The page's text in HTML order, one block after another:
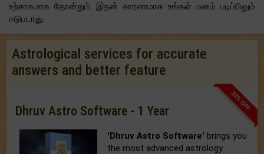
உற்சாகமாக தோன்றும். இதன் காரணமாக உங்கள் மனம் படிப்பிலும்
ஈடுபடாது.
Astrological services for accurate
answers and better feature
33% OFF
Dhruv Astro Software - 1 Year
'Dhruv Astro Software' brings you
the most advanced astrology